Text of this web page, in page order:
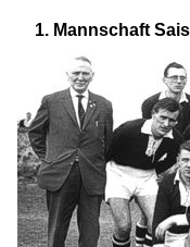
1. Mannschaft